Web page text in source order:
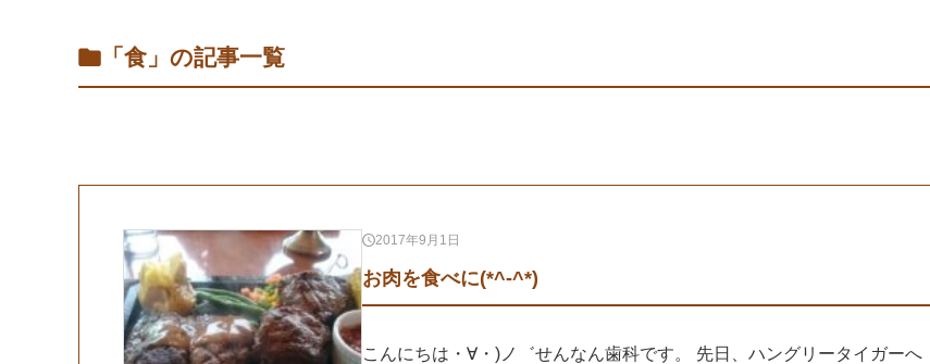
「食」の記事一覧
2017年9月1日
お肉を食べに(*^-^*)
こんにちは・∀・)ノ゛せんなん歯科です。 先日、ハングリータイガーへ